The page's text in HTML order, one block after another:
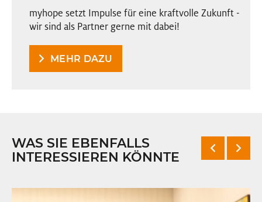
myhope setzt Impulse für eine kraftvolle Zukunft -
wir sind als Partner gerne mit dabei!
MEHR DAZU
WAS SIE EBENFALLS
INTERESSIEREN KÖNNTE